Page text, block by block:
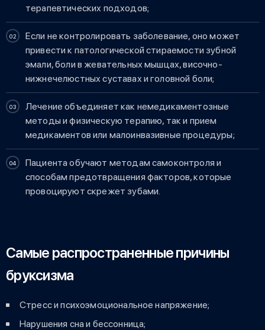
терапевтических подходов;
Если не контролировать заболевание, оно может
привести к патологической стираемости зубной
эмали, боли в жевательных мышцах, височно-
нижнечелюстных суставах и головной боли;
Лечение объединяет как немедикаментозные
методы и физическую терапию, так и прием
медикаментов или малоинвазивные процедуры;
Пациента обучают методам самоконтроля и
способам предотвращения факторов, которые
провоцируют скрежет зубами.
Самые распространенные причины
бруксизма
Стресс и психоэмоциональное напряжение;
Нарушения сна и бессонница;